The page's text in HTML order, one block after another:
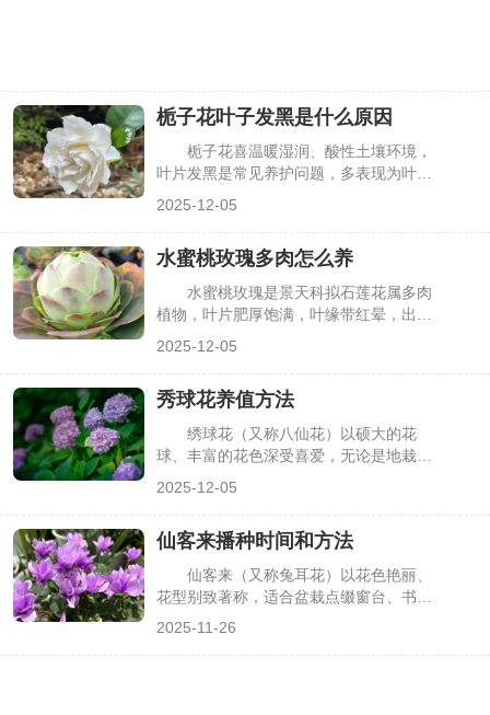
栀子花叶子发黑是什么原因
栀子花喜温暖湿润、酸性土壤环境，
叶片发黑是常见养护问题，多表现为叶尖
叶片脱落、植株长势衰退。其实，叶片发
黑主要与浇水、土壤、光照、病虫害等因
素相关，找准原因针对性调整，就能有效
改善，下面详细分析。
2025-12-05
水蜜桃玫瑰多肉怎么养
水蜜桃玫瑰是景天科拟石莲花属多肉
植物，叶片肥厚饱满，叶缘带红晕，出状
配多肉的典型生长习性，但需针对性把控
细节。掌握科学的养护方法，能让植株保
持紧凑株型和艳丽色彩，避免常见养护问
题，下面详细介绍相关要点。
2025-12-05
秀球花养值方法
绣球花（又称八仙花）以硕大的花
球、丰富的花色深受喜爱，无论是地栽还
的养护重点也有所差异。掌握科学的养殖
方法，能让绣球花持续开花、长势旺盛，
避免常见养护误区，下面详细介绍相关要
点。
2025-12-05
仙客来播种时间和方法
仙客来（又称兔耳花）以花色艳丽、
花型别致著称，适合盆栽点缀窗台、书
桌，是秋冬季节热门花卉。但仙客来主要
质要求较高，若时机不对或方法有误，易
2025-11-26